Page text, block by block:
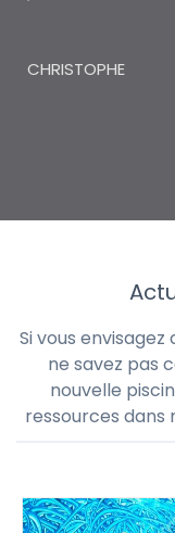
CHRISTOPHE
Si vous
ne savez pas
nouvelle
ressources